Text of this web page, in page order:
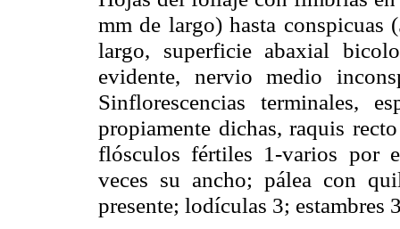
mm de largo) hasta conspicuas
largo, superficie abaxial
evidente, nervio medio
Sinflorescencias terminales,
propiamente dichas, raquis
flósculos fértiles 1-varios por
veces su ancho; pálea con
presente; lodículas 3; estambres